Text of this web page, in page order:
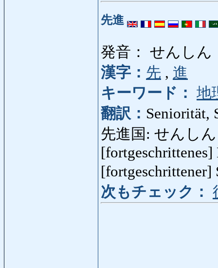
先進
発音： せんしん
漢字： 先 , 進
キーワード： 地
翻訳： Seniorität,
先進国: せんし
[fortgeschrittener]
次もチェック：